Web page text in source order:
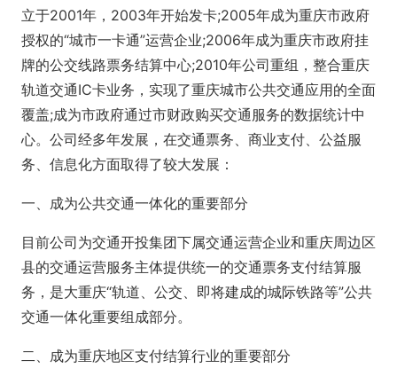
立于2001年，2003年开始发卡;2005年成为重庆市政府
授权的“城市一卡通”运营企业;2006年成为重庆市政府挂
牌的公交线路票务结算中心;2010年公司重组，整合重庆
轨道交通IC卡业务，实现了重庆城市公共交通应用的全面
覆盖;成为市政府通过市财政购买交通服务的数据统计中
心。公司经多年发展，在交通票务、商业支付、公益服
务、信息化方面取得了较大发展：
一、成为公共交通一体化的重要部分
目前公司为交通开投集团下属交通运营企业和重庆周边区
县的交通运营服务主体提供统一的交通票务支付结算服
务，是大重庆“轨道、公交、即将建成的城际铁路等”公共
交通一体化重要组成部分。
二、成为重庆地区支付结算行业的重要部分